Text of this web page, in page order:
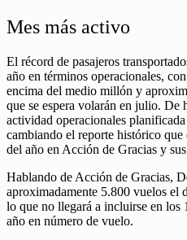
Mes más activo
El récord de pasajeros
año en términos operacionales,
encima del medio millón y
que se espera volarán en julio. De
actividad operacionales
cambiando el reporte histórico que
del año en Acción de Gracias y
Hablando de Acción de Gracias,
aproximadamente 5.800 vuelos el
lo que no llegará a incluirse en los
año en número de vuelo.